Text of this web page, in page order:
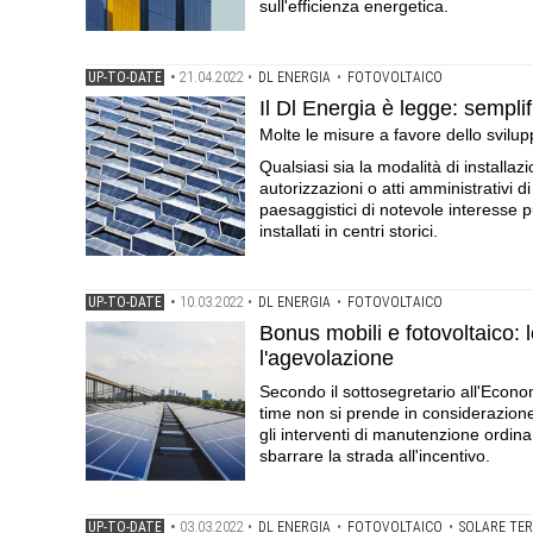
sull'efficienza energetica.
UP-TO-DATE • 21.04.2022 • DL ENERGIA • FOTOVOLTAICO
Il Dl Energia è legge:
Molte le misure a favore dello
Qualsiasi sia la modalità di
autorizzazioni o atti amministrativi
paesaggistici di notevole interesse
installati in centri storici.
UP-TO-DATE • 10.03.2022 • DL ENERGIA • FOTOVOLTAICO
Bonus mobili e fotovoltaico:
l'agevolazione
Secondo il sottosegretario
time non si prende in
gli interventi di manutenzione
sbarrare la strada all'incentivo.
UP-TO-DATE • 03.03.2022 • DL ENERGIA • FOTOVOLTAICO • SOLARE